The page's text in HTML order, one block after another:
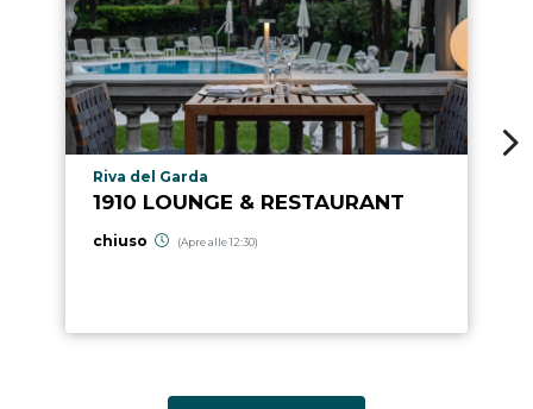
Località punto di interesse
Riva del Garda
1910 LOUNGE & RESTAURANT
chiuso (Apre alle 12:30)